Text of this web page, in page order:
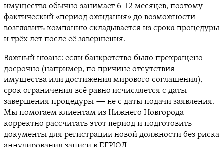
имущества обычно занимает 6–12 месяцев, поэтому
фактический «период ожидания» до возможности
возглавить компанию складывается из срока процедуры
и трёх лет после её завершения.
Важный нюанс: если банкротство было прекращено
досрочно (например, по причине отсутствия
имущества или достижения мирового соглашения),
срок ограничения всё равно исчисляется с даты
завершения процедуры — не с даты подачи заявления.
Мы помогаем клиентам из Нижнего Новгорода
корректно рассчитать этот период и подготовить
документы для регистрации новой должности без риска